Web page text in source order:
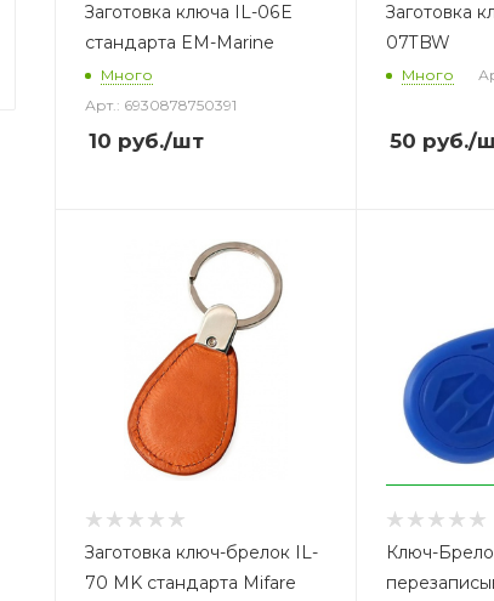
Заготовка ключа IL-06E
стандарта EM-Marine
Много
Арт.: 6930878750391
10 руб./шт
Заготовка
07TBW
Много
50 руб./
Заготовка ключ-брелок IL-
70 MK стандарта Mifare
Ключ-